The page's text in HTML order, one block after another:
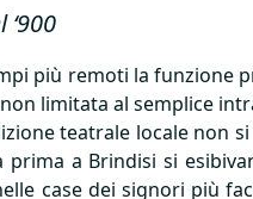
più remoti la funzione
limitata al semplice
teatrale locale non
prima a Brindisi si
case dei signori più